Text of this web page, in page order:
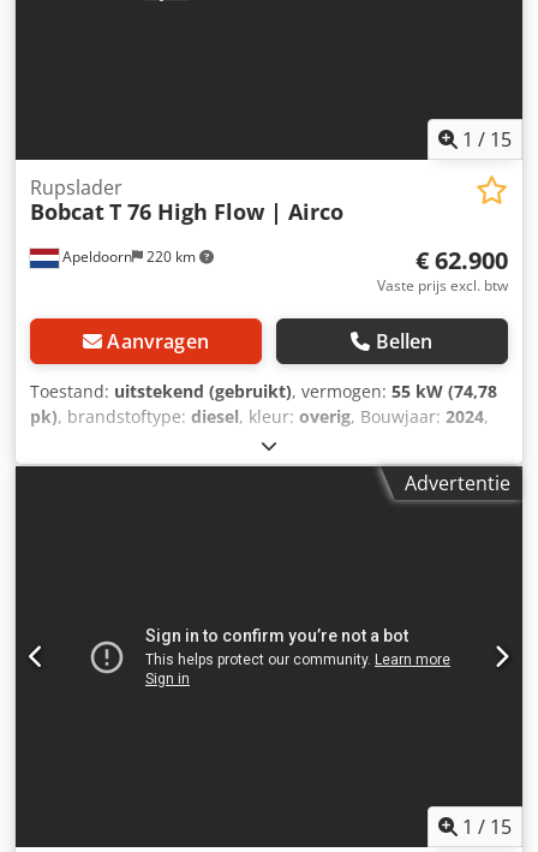
1 / 15
Apeldoorn 220 km
Rupslader
BobcatT 76 High Flow | Airco
€ 62.900
Vaste prijs excl. btw
Aanvragen Bellen
Toestand: uitstekend (gebruikt), vermogen: 55 kW (74,78
pk), brandstoftype: diesel, kleur: overig, Bouwjaar: 2024,
, Uitrusting:
Technische informatie Aantal cilinders: 4 Motorinhoud:
2.400 cc Chassisvorm: star Sturing: star (Bock) Motormerk:
Flow - Hydraulische snelwissel - Signaallamp - Twee
snelheden = Opmerkingen = Aandrijflijn Emissienorm:
Stage V / Tier IV final Algemeen Dkjdpfx Amexn S N Rotjr
Advertentie
1 / 15